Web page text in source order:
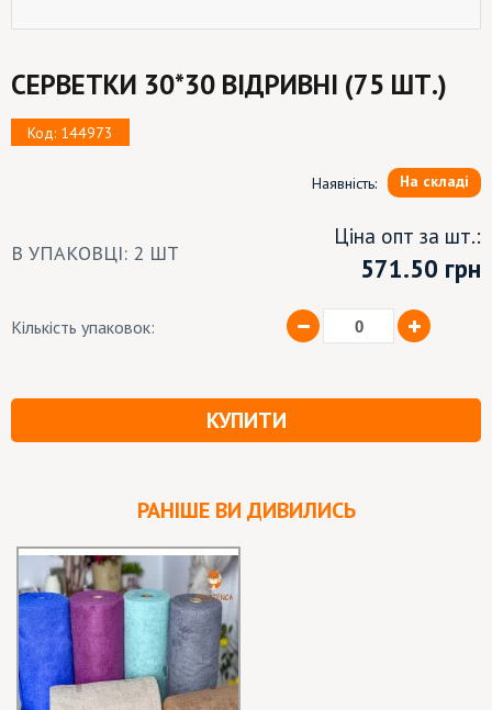
СЕРВЕТКИ 30*30 ВІДРИВНІ (75 ШТ.)
Код: 144973
Наявність: На складі
В УПАКОВЦІ: 2 ШТ
Ціна опт за шт.:
571.50 грн
Кількість упаковок:
КУПИТИ
РАНІШЕ ВИ ДИВИЛИСЬ